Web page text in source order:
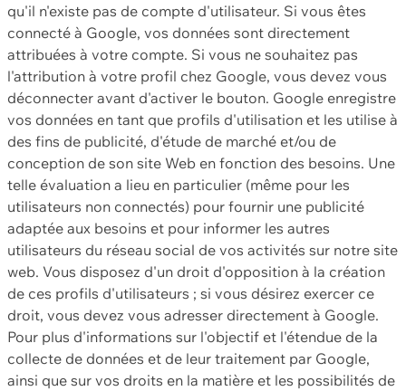
qu'il n'existe pas de compte d'utilisateur. Si vous êtes
connecté à Google, vos données sont directement
attribuées à votre compte. Si vous ne souhaitez pas
l'attribution à votre profil chez Google, vous devez vous
déconnecter avant d'activer le bouton. Google enregistre
vos données en tant que profils d'utilisation et les utilise à
des fins de publicité, d'étude de marché et/ou de
conception de son site Web en fonction des besoins. Une
telle évaluation a lieu en particulier (même pour les
utilisateurs non connectés) pour fournir une publicité
adaptée aux besoins et pour informer les autres
utilisateurs du réseau social de vos activités sur notre site
web. Vous disposez d'un droit d'opposition à la création
de ces profils d'utilisateurs ; si vous désirez exercer ce
droit, vous devez vous adresser directement à Google.
Pour plus d'informations sur l'objectif et l'étendue de la
collecte de données et de leur traitement par Google,
ainsi que sur vos droits en la matière et les possibilités de